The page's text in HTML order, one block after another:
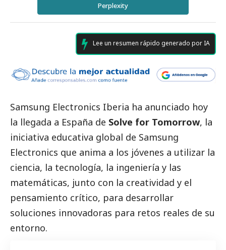
Perplexity
Lee un resumen rápido generado por IA
Samsung Electronics Iberia ha anunciado hoy
la llegada a España de Solve for Tomorrow, la
iniciativa educativa global de Samsung
Electronics que anima a los jóvenes a utilizar la
ciencia, la tecnología, la ingeniería y las
matemáticas, junto con la creatividad y el
pensamiento crítico, para desarrollar
soluciones innovadoras para retos reales de su
entorno.